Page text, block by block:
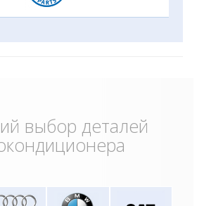
выбор деталей